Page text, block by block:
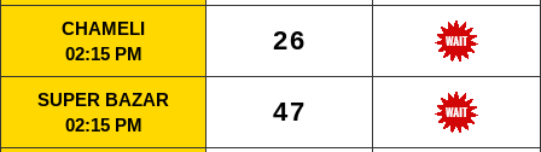
CHAMELI
02:15 PM
26
SUPER BAZAR
02:15 PM
47